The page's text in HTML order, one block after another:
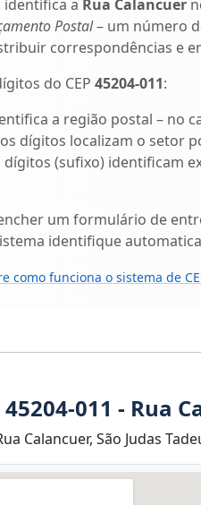
identifica a Rua Calancuer
Postal– um número
correspondências e
do CEP 45204-011:
a região postal – no
dígitos localizam o setor
(sufixo) identificam
um formulário de
identifique
como funciona o sistema de
45204-011 - Rua
Calancuer, São Judas